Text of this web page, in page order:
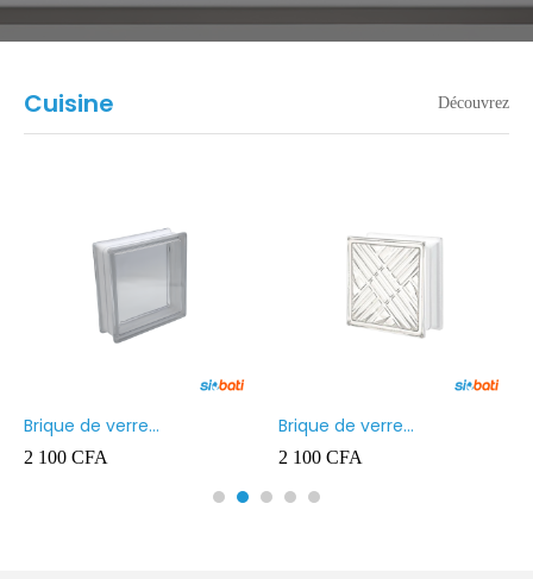
Cuisine Découvrez
Brique de verre
190X190X80MM Transparent
2 100 CFA
Brique de verre
190X190X80MM CROSS
2 100 CFA